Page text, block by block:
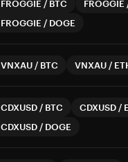
FROGGIE / BTC FROGGIE
FROGGIE / DOGE
VNXAU / BTC VNXAU /
CDXUSD / BTC CDXUSD /
CDXUSD / DOGE